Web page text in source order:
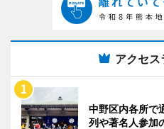
アクセ
中野区内各所
列や著名人参加